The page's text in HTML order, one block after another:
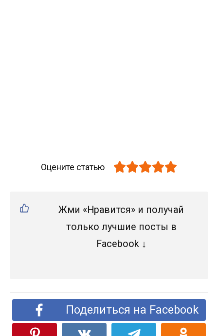
Оцените статью
Жми «Нравится» и получай
только лучшие посты в
Facebook ↓
Поделиться на Facebook